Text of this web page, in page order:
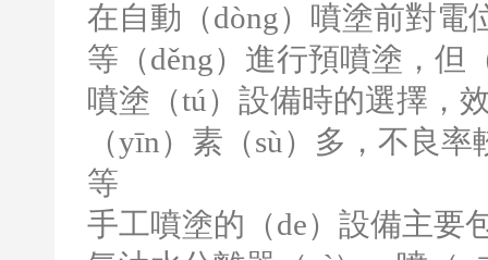
在自動（dòng）噴塗前對電
等（děng）進行預噴塗，但
噴塗（tú）設備時的選擇，
（yīn）素（sù）多，不良
等
手工噴塗的（de）設備主要